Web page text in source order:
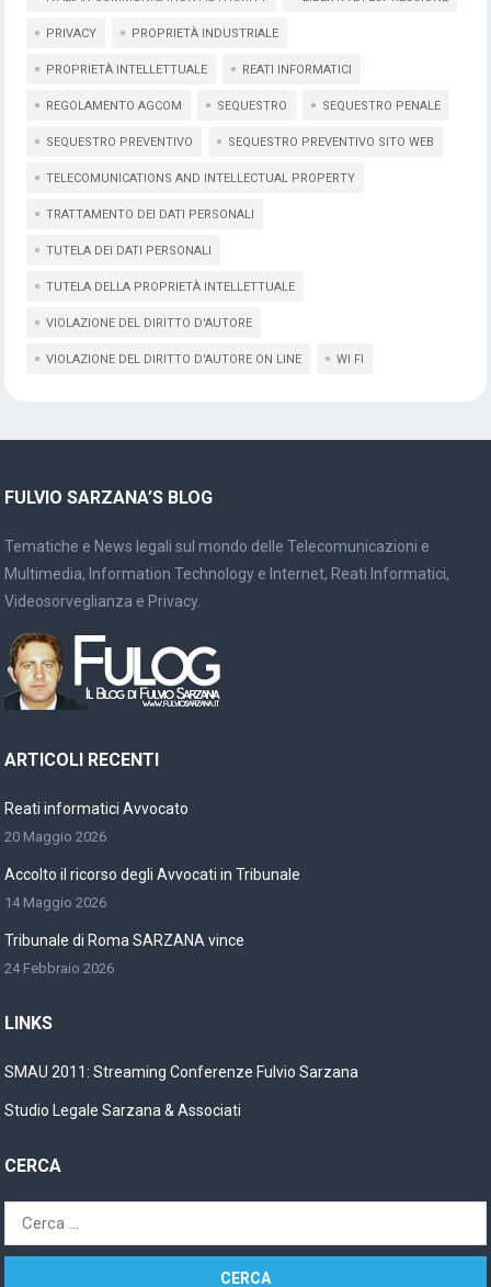
PRIVACY PROPRIETÀ INDUSTRIALE
PROPRIETÀ INTELLETTUALE REATI INFORMATICI
REGOLAMENTO AGCOM SEQUESTRO SEQUESTRO PENALE
SEQUESTRO PREVENTIVO SEQUESTRO PREVENTIVO SITO WEB
TELECOMUNICATIONS AND INTELLECTUAL PROPERTY
TRATTAMENTO DEI DATI PERSONALI
TUTELA DEI DATI PERSONALI
TUTELA DELLA PROPRIETÀ INTELLETTUALE
VIOLAZIONE DEL DIRITTO D'AUTORE
VIOLAZIONE DEL DIRITTO D'AUTORE ON LINE WI FI
FULVIO SARZANA’S BLOG
Tematiche e News legali sul mondo delle Telecomunicazioni e
Multimedia, Information Technology e Internet, Reati Informatici,
Videosorveglianza e Privacy.
ARTICOLI RECENTI
Reati informatici Avvocato
20 Maggio 2026
Accolto il ricorso degli Avvocati in Tribunale
14 Maggio 2026
Tribunale di Roma SARZANA vince
24 Febbraio 2026
LINKS
SMAU 2011: Streaming Conferenze Fulvio Sarzana
Studio Legale Sarzana & Associati
CERCA
Ricerca
per: